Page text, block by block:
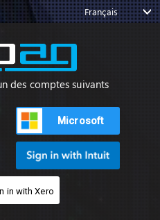
Français
des comptes suivants
Microsoft
in with Xero